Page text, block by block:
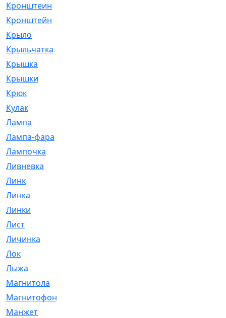
Кронштеин
Кронштейн
Крыло
Крыльчатка
Крышка
Крышки
Крюк
Кулак
Лампа
Лампа-фара
Лампочка
Ливневка
Линк
Линка
Линки
Лист
Личинка
Лок
Лыжа
Магнитола
Магнитофон
Манжет